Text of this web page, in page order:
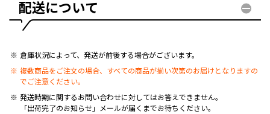
配送について
倉庫状況によって、発送が前後する場合がございます。
複数商品をご注文の場合、すべての商品が揃い次第のお届けとなりますの
でご注意ください。
発送時期に関するお問い合わせに対してはお答えできません。
「出荷完了のお知らせ」メールが届くまでお待ちください。